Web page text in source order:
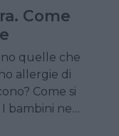
Come
quelle che
allergie di
Come si
I bambini ne